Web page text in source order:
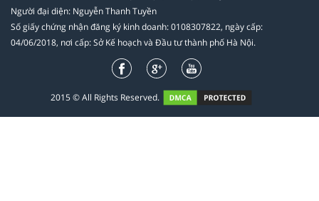
Người đại diện: Nguyễn Thanh Tuyền
Số giấy chứng nhận đăng ký kinh doanh: 0108307822, ngày cấp:
04/06/2018, nơi cấp: Sở Kế hoạch và Đầu tư thành phố Hà Nội.
2015 © All Rights Reserved.